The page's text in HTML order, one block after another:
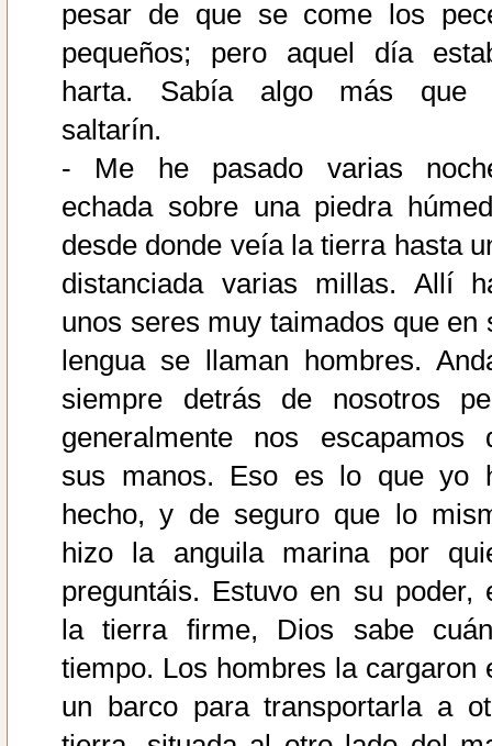
pesar de que se come los
pequeños; pero aquel día
harta. Sabía algo más que
saltarín.
- Me he pasado varias
echada sobre una piedra
desde donde veía la tierra hasta
distanciada varias millas. Allí
unos seres muy taimados que en
lengua se llaman hombres.
siempre detrás de nosotros
generalmente nos escapamos
sus manos. Eso es lo que yo
hecho, y de seguro que lo
hizo la anguila marina por
preguntáis. Estuvo en su poder,
la tierra firme, Dios sabe
tiempo. Los hombres la cargaron
un barco para transportarla a